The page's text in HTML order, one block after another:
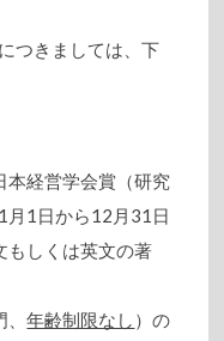
つきましては、下
本経営学会賞（研究
月1日から12月31日
もしくは英文の著
、年齢制限なし ）の